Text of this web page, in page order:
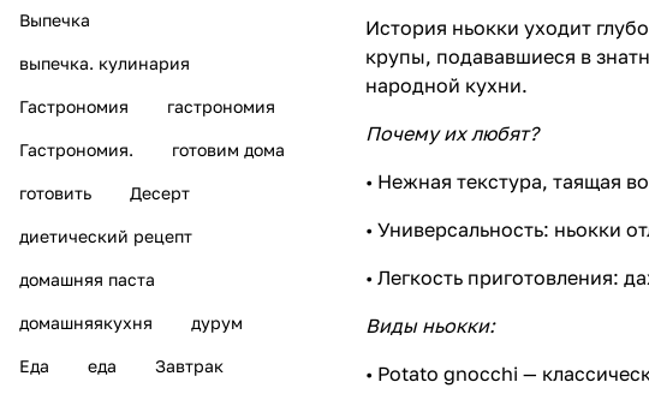
История ньокки уходит
крупы, подававшиеся в
народной кухни.
Почему их любят?
• Нежная текстура, таящая
• Универсальность: ньокки
• Легкость приготовления:
Виды ньокки:
• Potato gnocchi —
Выпечка
выпечка. кулинария
Гастрономия гастрономия
Гастрономия. готовим дома
готовить Десерт
диетический рецепт
домашняя паста
домашняякухня дурум
Еда еда Завтрак